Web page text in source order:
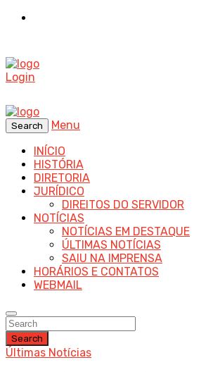
Login
Search
Menu
INÍCIO
HISTÓRIA
DIRETORIA
JURÍDICO
DIREITOS DO SERVIDOR
NOTÍCIAS
NOTÍCIAS EM DESTAQUE
ÚLTIMAS NOTÍCIAS
SAIU NA IMPRENSA
HORÁRIOS E CONTATOS
WEBMAIL
Search
Últimas Notícias